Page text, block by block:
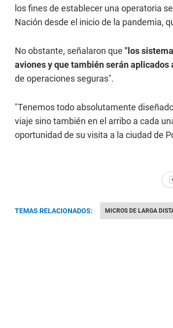
los fines de establecer una operatoria
Nación desde el inicio de la pandemia,
No obstante, señalaron que "los
aviones y que también serán aplicados
de operaciones seguras".
"Tenemos todo absolutamente
viaje sino también en el arribo a cada
oportunidad de su visita a la ciudad de
TEMAS RELACIONADOS: MICROS DE LARGA